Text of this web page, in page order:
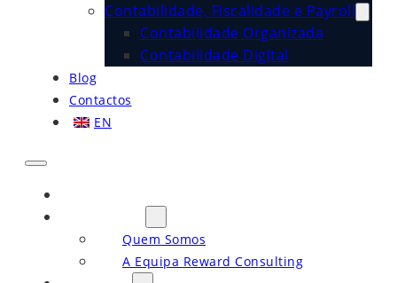
Contabilidade, Fiscalidade e Payroll
Contabilidade Organizada
Contabilidade Digital
Blog
Contactos
EN
Quem Somos
A Equipa Reward Consulting